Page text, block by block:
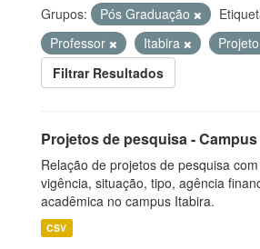
Grupos: Pós Graduação
Professor
Itabira
Projeto
Filtrar Resultados
Projetos de pesquisa -
Relação de projetos de pesquisa
vigência, situação, tipo, agência
acadêmica no campus Itabira.
CSV